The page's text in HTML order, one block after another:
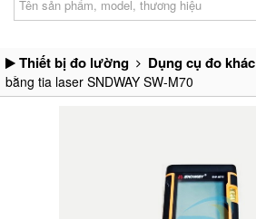
Thiết bị đo lường Dụng cụ đo khác
bằng tia laser SNDWAY SW-M70